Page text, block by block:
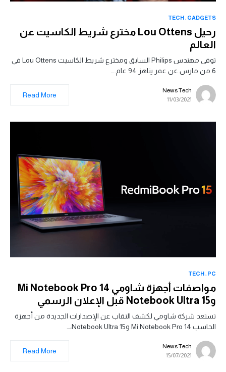
GADGETS
TECH
رحيل Lou Ottens مخترع شريط الكاسيت عن
العالم
توفى مهندس Philips السابق ومخترع شريط الكاسيت Lou Ottens في
6 من مارس عن عمر يناهز 94 عام.…
News Tech
11/03/2021
Read More
PC
TECH
مواصفات أجهزة شاومي Mi Notebook Pro 14
وNotebook Ultra 15 قبل الإعلان الرسمي
تستعد شركة شاومي لكشف النقاب عن الإصدارات الجديدة من أجهزة
الحاسب Mi Notebook Pro 14 وNotebook Ultra 15،…
News Tech
15/07/2021
Read More